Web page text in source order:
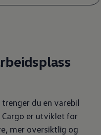
du en varebil
er utviklet for
mer oversiktlig og